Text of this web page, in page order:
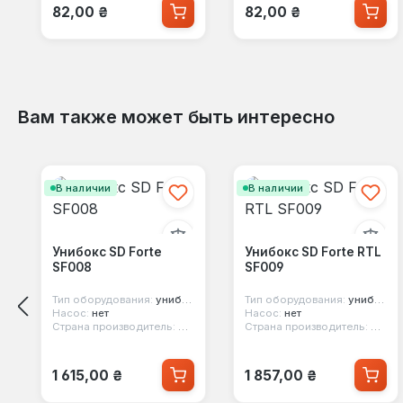
Обычная цена:
82,00 ₴ Обычная цена:
82,00 ₴
Вам также может быть интересно
В наличии
Унибокс SD Forte
SF008
Тип оборудования: унибокс
Насос: нет
Страна производитель: Китай
Обычная цена:
1 615,00 ₴
В наличии
Унибокс SD Forte RTL
SF009
Тип оборудования: унибокс
Насос: нет
Страна производитель: Китай
Обычная цена:
1 857,00 ₴